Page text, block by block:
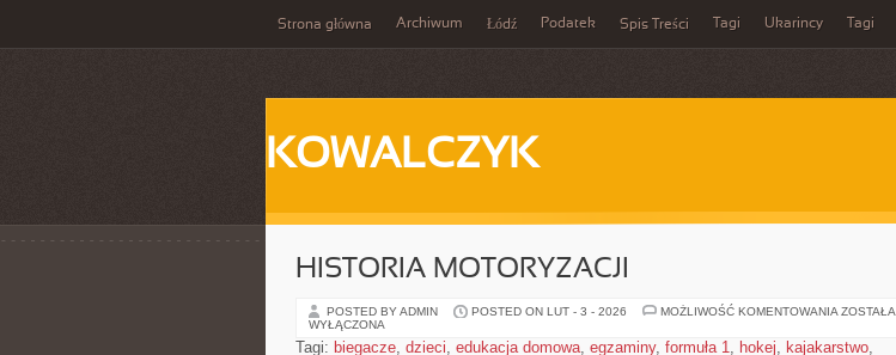
Strona główna Archiwum Łódź Podatek Spis Treści Tagi Ukarincy Tagi
KOWALCZYK
HISTORIA MOTORYZACJI
POSTED BY ADMIN POSTED ON LUT - 3 - 2026 MOŻLIWOŚĆ KOMENTOWANIA HISTORIA
ZOSTAŁA
WYŁĄCZONA
Tagi: biegacze, dzieci, edukacja domowa, egzaminy, formuła 1, hokej, kajakarstwo,